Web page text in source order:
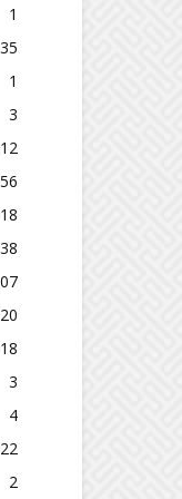
1
35
1
3
12
56
18
20
18
3
4
2